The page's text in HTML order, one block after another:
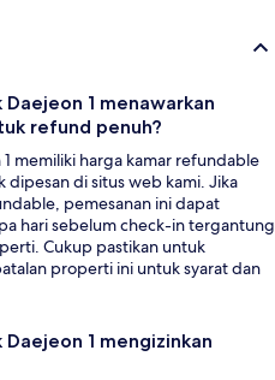
1 menawarkan
refund penuh?
memiliki harga kamar refundable
di situs web kami. Jika
pemesanan ini dapat
hari sebelum check-in tergantung
Cukup pastikan untuk
properti ini untuk syarat dan
1 mengizinkan